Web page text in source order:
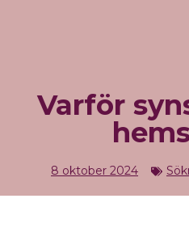
Varför
8 oktober 2024